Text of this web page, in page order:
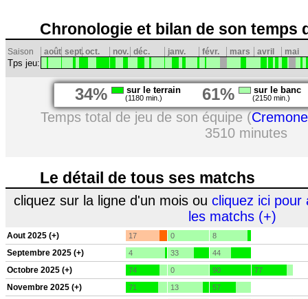
Chronologie et bilan de son temps
Saison août sept.oct. nov. déc. janv. févr. mars avril mai
Tps jeu:
34% sur le terrain
(1180 min.) 61% sur le banc
(2150 min.)
Temps total de jeu de son équipe (
3510 minutes
Le détail de tous ses matchs
cliquez sur la ligne d'un mois ou cliquez ici pour
les matchs (+)
Aout 2025 (+) 17 0 8
Septembre 2025 (+) 4 33 44
Octobre 2025 (+) 74 0 90 77
Novembre 2025 (+) 71 13 57